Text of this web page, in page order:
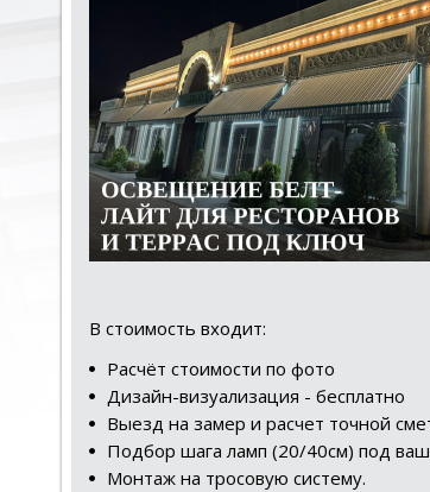
В стоимость входит:
Расчёт стоимости по фото
Дизайн-визуализация - бесплатно
Выезд на замер и расчет точной
Подбор шага ламп (20/40см) под
Монтаж на тросовую систему.